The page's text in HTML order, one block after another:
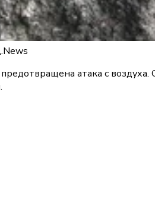
предотвращена атака с